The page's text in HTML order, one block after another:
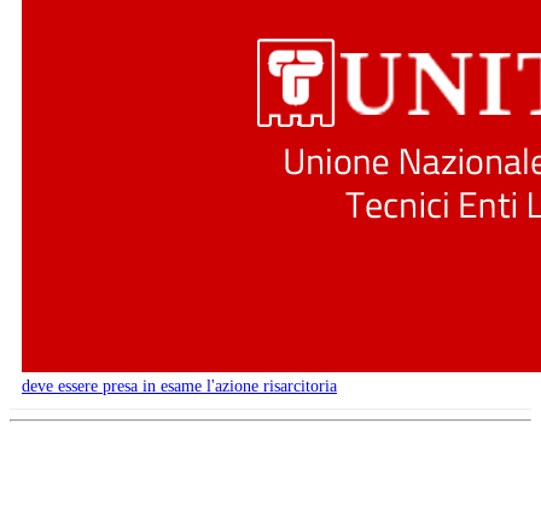
deve essere presa in esame l'azione risarcitoria